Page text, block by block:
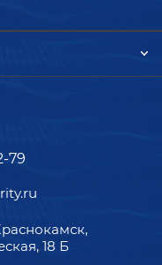
79
18 Б